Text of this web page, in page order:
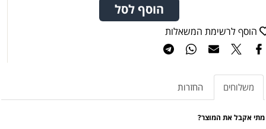
הוסף לסל
הוסף לרשימת המשאלות
משלוחים החזרות
מתי אקבל את המוצר?